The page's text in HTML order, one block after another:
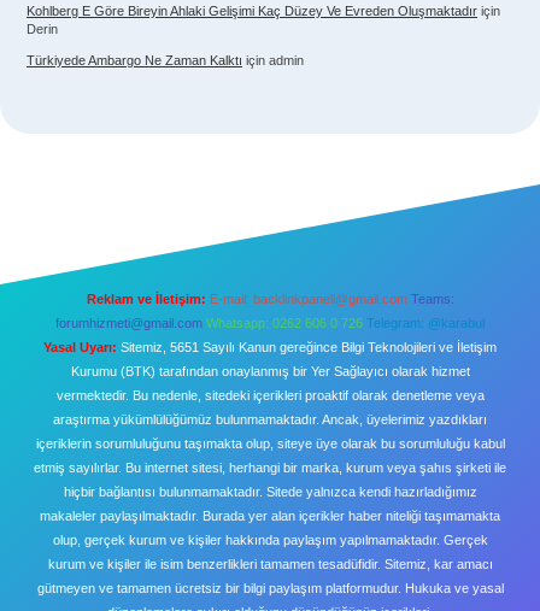
Kohlberg E Göre Bireyin Ahlaki Gelişimi Kaç Düzey Ve Evreden Oluşmaktadır için
Derin
Türkiyede Ambargo Ne Zaman Kalktı için admin
Reklam ve İletişim: E-mail: backlinkpaneli@gmail.com Teams:
forumhizmeti@gmail.com Whatsapp: 0262 606 0 726 Telegram: @karabul
Yasal Uyarı: Sitemiz, 5651 Sayılı Kanun gereğince Bilgi Teknolojileri ve İletişim
Kurumu (BTK) tarafından onaylanmış bir Yer Sağlayıcı olarak hizmet
vermektedir. Bu nedenle, sitedeki içerikleri proaktif olarak denetleme veya
araştırma yükümlülüğümüz bulunmamaktadır. Ancak, üyelerimiz yazdıkları
içeriklerin sorumluluğunu taşımakta olup, siteye üye olarak bu sorumluluğu kabul
etmiş sayılırlar. Bu internet sitesi, herhangi bir marka, kurum veya şahıs şirketi ile
hiçbir bağlantısı bulunmamaktadır. Sitede yalnızca kendi hazırladığımız
makaleler paylaşılmaktadır. Burada yer alan içerikler haber niteliği taşımamakta
olup, gerçek kurum ve kişiler hakkında paylaşım yapılmamaktadır. Gerçek
kurum ve kişiler ile isim benzerlikleri tamamen tesadüfidir. Sitemiz, kar amacı
gütmeyen ve tamamen ücretsiz bir bilgi paylaşım platformudur. Hukuka ve yasal